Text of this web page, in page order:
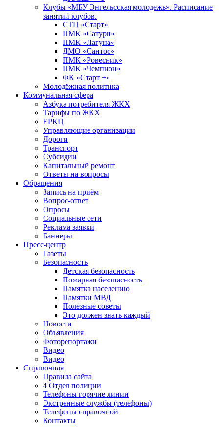
Клубы «МБУ Энгельсская молодежь». Расписание
занятий клубов.
СТЦ «Старт»
ПМК «Сатурн»
ПМК «Лагуна»
ДМО «Сантос»
ПМК «Ровесник»
ПМК «Чемпион»
ФК «Старт +»
Молодёжная политика
Коммунальная сфера
Азбука потребителя ЖКХ
Тарифы по ЖКХ
ЕРКЦ
Управляющие организации
Дороги
Транспорт
Субсидии
Капитальный ремонт
Ответы на вопросы
Обращения
Запись на приём
Вопрос-ответ
Опросы
Социальные сети
Реклама заявки
Баннеры
Пресс-центр
Газеты
Безопасность
Детская безопасность
Пожарная безопасность
Памятка населению
Памятки МВД
Полезные советы
Это должен знать каждый
Новости
Объявления
Фоторепортажи
Видео
Видео
Справочная
Правила сайта
4 Отдел полиции
Телефоны горячие линии
Экстренные службы (телефоны)
Телефоны справочной
Контакты